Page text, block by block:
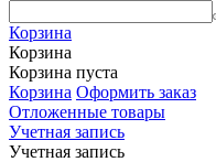
Корзина
Корзина
Корзина пуста
Корзина Оформить заказ
Отложенные товары
Учетная запись
Учетная запись